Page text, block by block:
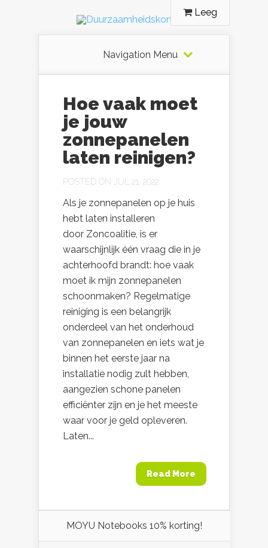
Leeg
Navigation Menu
Hoe vaak moet
je jouw
zonnepanelen
laten reinigen?
POSTED ON JUL 21, 2022
Als je zonnepanelen op je huis
hebt laten installeren
door Zoncoalitie, is er
waarschijnlijk één vraag die in je
achterhoofd brandt: hoe vaak
moet ik mijn zonnepanelen
schoonmaken? Regelmatige
reiniging is een belangrijk
onderdeel van het onderhoud
van zonnepanelen en iets wat je
binnen het eerste jaar na
installatie nodig zult hebben,
aangezien schone panelen
efficiënter zijn en je het meeste
waar voor je geld opleveren.
Laten...
Read More
MOYU Notebooks 10% korting!